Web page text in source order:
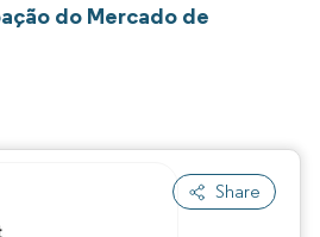
do Mercado de
Share